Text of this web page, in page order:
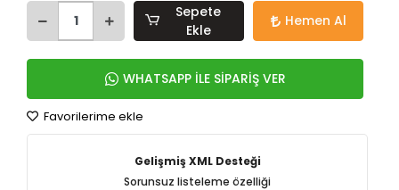
Sepete
Ekle
Hemen Al
WHATSAPP İLE SİPARİŞ VER
Favorilerime ekle
Gelişmiş XML Desteği
Sorunsuz listeleme özelliği